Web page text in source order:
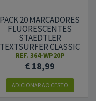
PACK 20 MARCADORES
FLUORESCENTES
STAEDTLER
TEXTSURFER CLASSIC
364 - CORES SORTIDAS
REF. 364-WP20P
€ 18,99
ADICIONAR AO CESTO